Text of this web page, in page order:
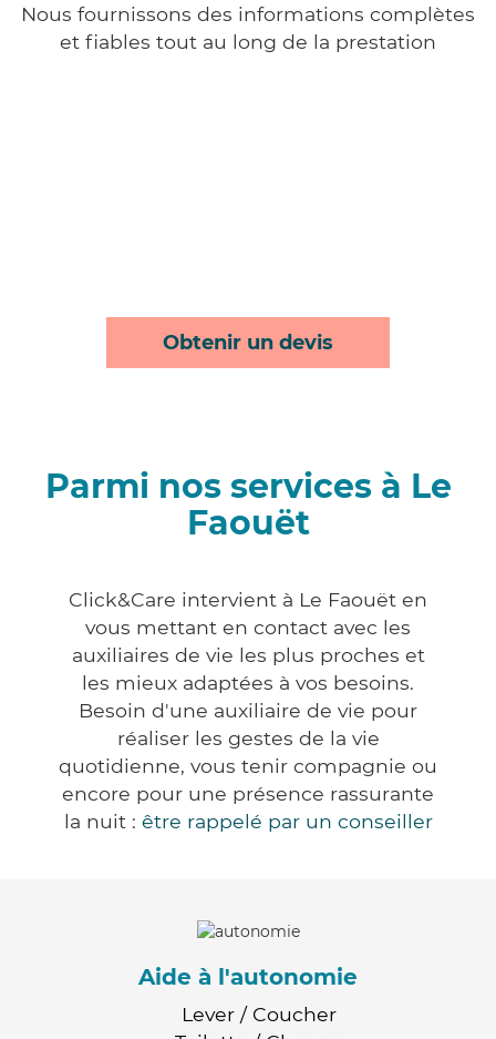
Nous fournissons des informations complètes
et fiables tout au long de la prestation
Obtenir un devis
Parmi nos services à Le
Faouët
Click&Care intervient à Le Faouët en
vous mettant en contact avec les
auxiliaires de vie les plus proches et
les mieux adaptées à vos besoins.
Besoin d'une auxiliaire de vie pour
réaliser les gestes de la vie
quotidienne, vous tenir compagnie ou
encore pour une présence rassurante
la nuit : être rappelé par un conseiller
Aide à l'autonomie
Lever / Coucher